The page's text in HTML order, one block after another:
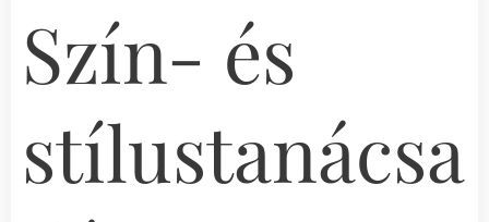
Szín- és
stílustanácsa